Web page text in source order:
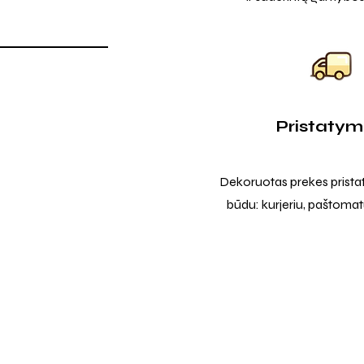
Dekoruotas prekes
būdu: kurjeriu,